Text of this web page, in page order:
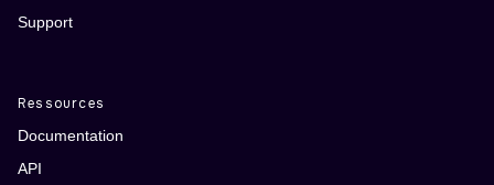
Support
Ressources
Documentation
API